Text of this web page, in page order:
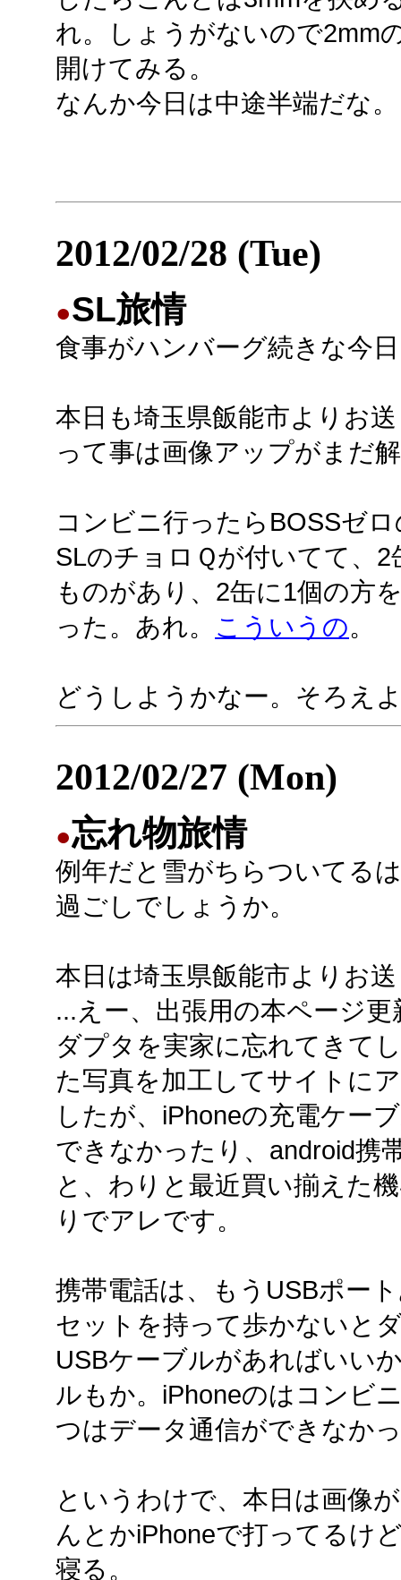
れ。しょうがないので2mm
開けてみる。
なんか今日は中途半端だな。
2012/02/28 (Tue)
●SL旅情
食事がハンバーグ続きな今
本日も埼玉県飯能市よりお
って事は画像アップがまだ
コンビニ行ったらBOSSゼ
SLのチョロＱが付いてて、
ものがあり、2缶に1個の方
った。あれ。 こういうの。
どうしようかなー。そろえ
2012/02/27 (Mon)
●忘れ物旅情
例年だと雪がちらついてる
過ごしでしょうか。
本日は埼玉県飯能市よりお
...えー、出張用の本ページ
ダプタを実家に忘れてきて
た写真を加工してサイトに
したが、iPhoneの充電ケー
できなかったり、android携
と、わりと最近買い揃えた
りでアレです。
携帯電話は、もうUSBポー
セットを持って歩かないと
USBケーブルがあればいい
ルもか。iPhoneのはコンビ
つはデータ通信ができなか
というわけで、本日は画像
んとかiPhoneで打ってるけ
寝る。